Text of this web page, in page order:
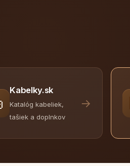
Kabelky.sk
Katalóg kabeliek,
tašiek a doplnkov
→